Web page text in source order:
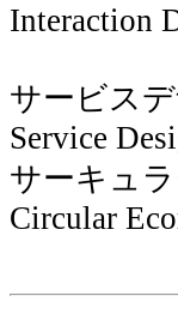
Interaction
サービス
Service
サーキュ
Circular